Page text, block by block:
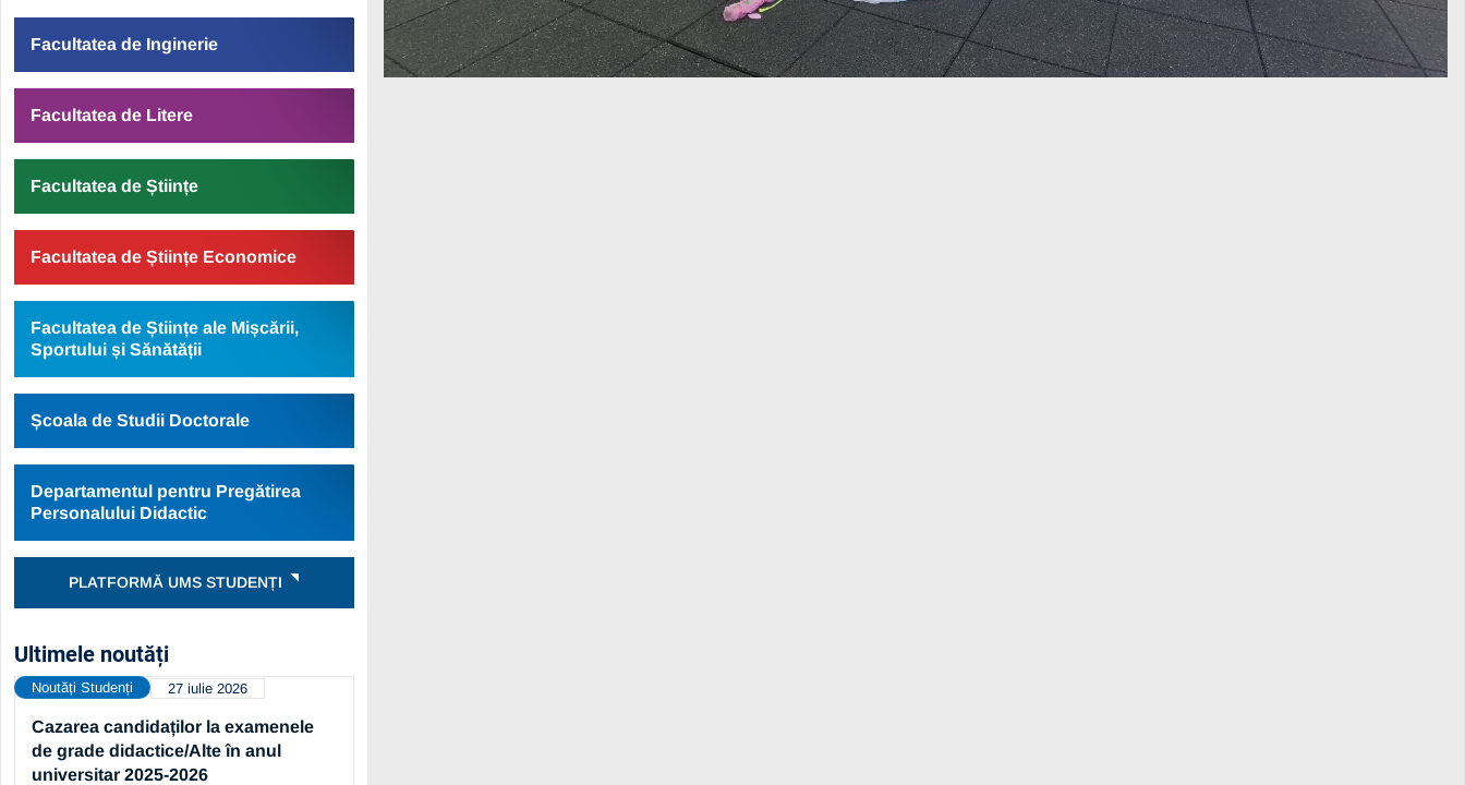
Facultatea de Inginerie
Facultatea de Litere
Facultatea de Științe
Facultatea de Științe Economice
Facultatea de Științe ale Mișcării,
Sportului și Sănătății
Școala de Studii Doctorale
Departamentul pentru Pregătirea
Personalului Didactic
PLATFORMĂ UMS STUDENȚI
Ultimele noutăți
Cazarea candidaților la examenele
de grade didactice/Alte în anul
universitar 2025-2026
Noutăți Studenți 27 iulie 2026